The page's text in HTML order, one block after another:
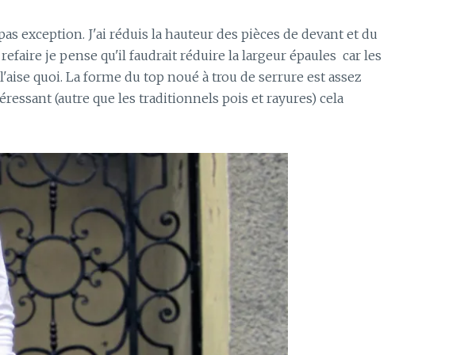
exception. J'ai réduis la hauteur des pièces de devant et du
je pense qu'il faudrait réduire la largeur épaules car les
quoi. La forme du top noué à trou de serrure est assez
(autre que les traditionnels pois et rayures) cela